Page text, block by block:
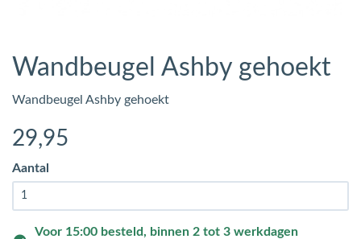
Wandbeugel Ashby gehoekt
Wandbeugel Ashby gehoekt
29,95
Aantal
Voor 15:00 besteld, binnen 2 tot 3 werkdagen